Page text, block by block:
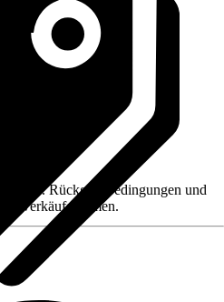
z. B. Rückgabebedingungen und
Verkäufernamen.